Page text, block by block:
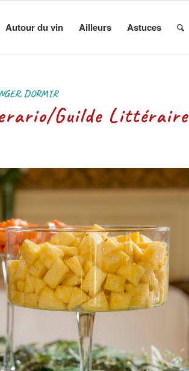
Autour du vin Ailleurs Astuces
DORMIR
Guilde Littéraire